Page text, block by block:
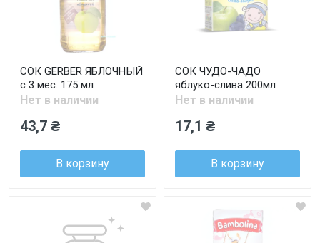
СОК GERBER ЯБЛОЧНЫЙ
с 3 мес. 175 мл
Нет в наличии
43,7 ₴
В корзину
СОК ЧУДО-ЧАДО
яблуко-слива 200мл
Нет в наличии
17,1 ₴
В корзину